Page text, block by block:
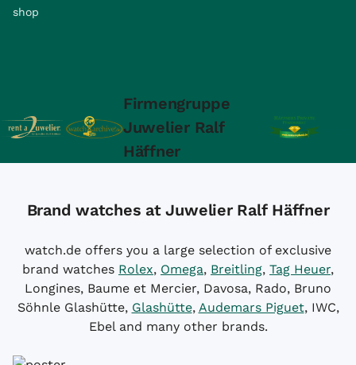
shop
Firmengruppe
Juwelier Ralf
Häffner
Brand watches at Juwelier Ralf Häffner
watch.de offers you a large selection of exclusive
brand watches Rolex, Omega, Breitling, Tag Heuer,
Longines, Baume et Mercier, Davosa, Rado, Bruno
Söhnle Glashütte, Glashütte, Audemars Piguet, IWC,
Ebel and many other brands.